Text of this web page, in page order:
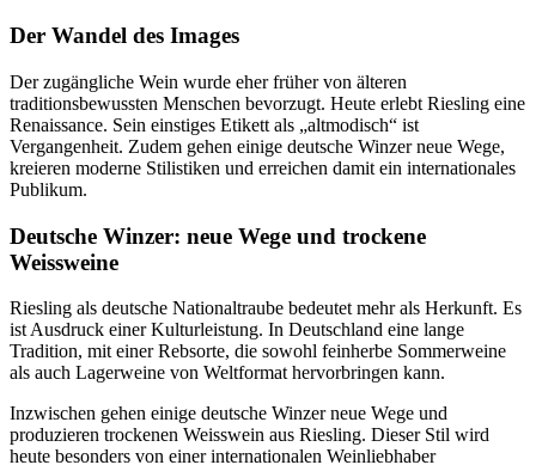
Der Wandel des Images
Der zugängliche Wein wurde eher früher von älteren
traditionsbewussten Menschen bevorzugt. Heute erlebt Riesling eine
Renaissance. Sein einstiges Etikett als „altmodisch“ ist
Vergangenheit. Zudem gehen einige deutsche Winzer neue Wege,
kreieren moderne Stilistiken und erreichen damit ein internationales
Publikum.
Deutsche Winzer: neue Wege und trockene
Weissweine
Riesling als deutsche Nationaltraube bedeutet mehr als Herkunft. Es
ist Ausdruck einer Kulturleistung. In Deutschland eine lange
Tradition, mit einer Rebsorte, die sowohl feinherbe Sommerweine
als auch Lagerweine von Weltformat hervorbringen kann.
Inzwischen gehen einige deutsche Winzer neue Wege und
produzieren trockenen Weisswein aus Riesling. Dieser Stil wird
heute besonders von einer internationalen Weinliebhaber